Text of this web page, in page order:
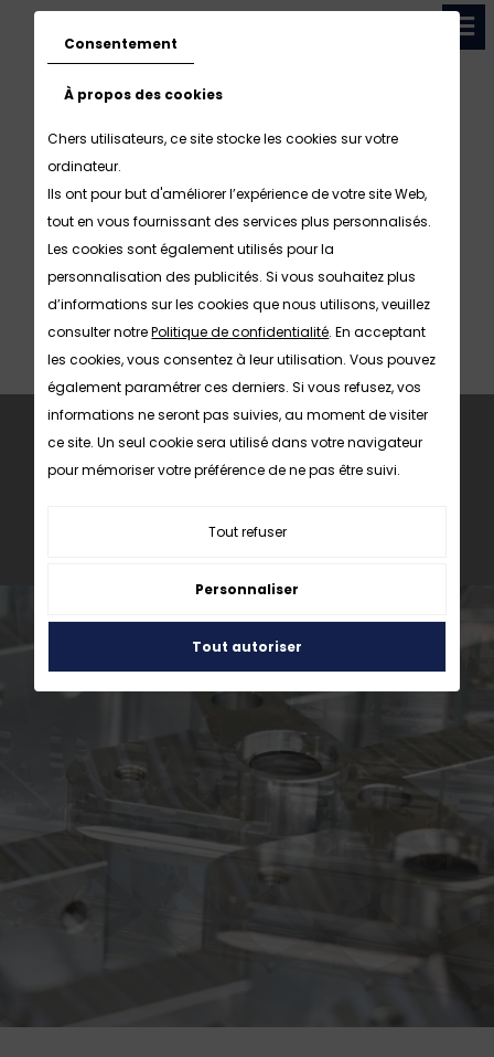
DEVIS
Consentement
À propos des cookies
Chers utilisateurs, ce site stocke les cookies sur votre
ordinateur.
Ils ont pour but d'améliorer l’expérience de votre site Web,
tout en vous fournissant des services plus personnalisés.
Les cookies sont également utilisés pour la
personnalisation des publicités. Si vous souhaitez plus
d’informations sur les cookies que nous utilisons, veuillez
consulter notrePolitique de confidentialité. En acceptant
les cookies, vous consentez à leur utilisation. Vous pouvez
également paramétrer ces derniers. Si vous refusez, vos
informations ne seront pas suivies, au moment de visiter
ce site. Un seul cookie sera utilisé dans votre navigateur
pour mémoriser votre préférence de ne pas être suivi.
Tout refuser
Personnaliser
Tout autoriser